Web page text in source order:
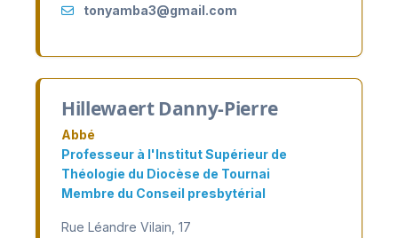
tonyamba3@gmail.com
Hillewaert Danny-Pierre
Abbé
Professeur à l'Institut Supérieur de
Théologie du Diocèse de Tournai
Membre du Conseil presbytérial
Rue Léandre Vilain, 17